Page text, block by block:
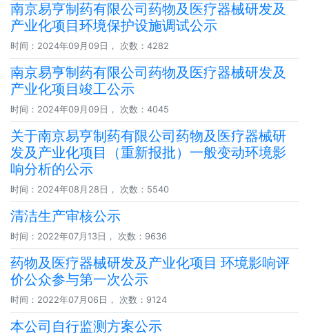
南京易亨制药有限公司药物及医疗器械研发及
产业化项目环境保护设施调试公示
时间：2024年09月09日， 次数：4282
南京易亨制药有限公司药物及医疗器械研发及
产业化项目竣工公示
时间：2024年09月09日， 次数：4045
关于南京易亨制药有限公司药物及医疗器械研
发及产业化项目（重新报批）一般变动环境影
响分析的公示
时间：2024年08月28日， 次数：5540
清洁生产审核公示
时间：2022年07月13日， 次数：9636
药物及医疗器械研发及产业化项目 环境影响评
价公众参与第一次公示
时间：2022年07月06日， 次数：9124
本公司自行监测方案公示